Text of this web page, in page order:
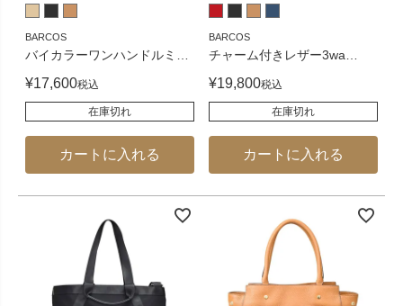
BARCOS
バイカラーワンハンドルミ
¥17,600税込
在庫切れ
カートに入れる
BARCOS
チャーム付きレザー3wa
¥19,800税込
在庫切れ
カートに入れる